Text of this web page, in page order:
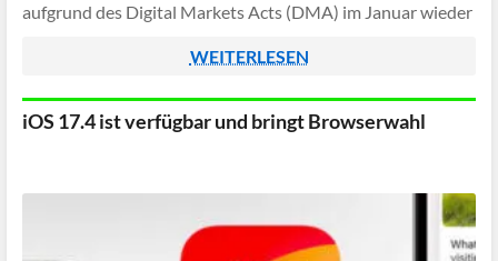
aufgrund des Digital Markets Acts (DMA) im Januar wieder
WEITERLESEN
iOS 17.4 ist verfügbar und bringt Browserwahl